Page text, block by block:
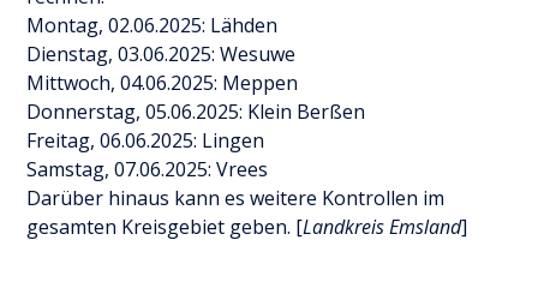
Montag, 02.06.2025: Lähden
Dienstag, 03.06.2025: Wesuwe
Mittwoch, 04.06.2025: Meppen
Donnerstag, 05.06.2025: Klein Berßen
Freitag, 06.06.2025: Lingen
Samstag, 07.06.2025: Vrees
Darüber hinaus kann es weitere Kontrollen im
gesamten Kreisgebiet geben. [Landkreis Emsland]